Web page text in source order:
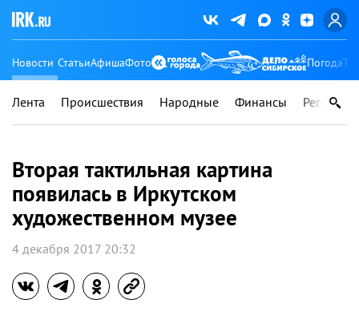
Новости СтатьиАфишаФото Погода
Лента Происшествия Народные Финансы Регионы
Вторая тактильная картина
появилась в Иркутском
художественном музее
4 декабря 2017 20:32